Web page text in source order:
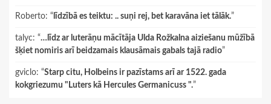
Roberto: “ līdzībā es teiktu: .. suņi rej, bet karavāna iet tālāk.”
talyc: “…līdz ar luterāņu mācītāja Ulda Rožkalna aiziešanu mūžībā
šķiet nomiris arī beidzamais klausāmais gabals tajā radio”
gviclo: “Starp citu, Holbeins ir pazīstams arī ar 1522. gada
kokgriezumu "Luters kā Hercules Germanicuss ".”